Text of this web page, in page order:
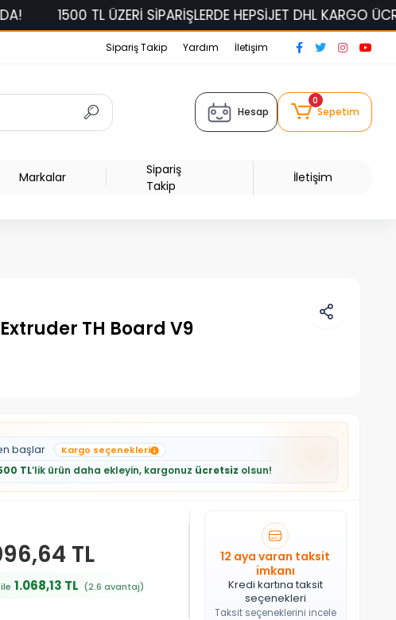
1500 TL ÜZERİ SİPARİŞLERDE HEPSİJET DHL KARGO ÜCRETSİZ!
Sipariş Takip Yardım İletişim
Hesap
0
Sepetim
Markalar
Sipariş
Takip
İletişim
TH Board V9
başlar Kargo seçenekleri
TL’lik ürün daha ekleyin, kargonuz ücretsiz olsun!
TL
1.068,13 TL (2.6 avantaj)
12 aya varan taksit
imkanı
Kredi kartına taksit
seçenekleri
Taksit seçeneklerini incele